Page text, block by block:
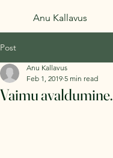
Anu Kallavus
Post
Vaimu avaldumine.
Anu Kallavus
Feb 1, 2019 5 min read